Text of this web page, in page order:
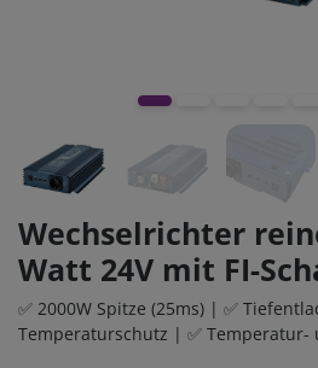
Wechselrichter
Watt 24V mit FI-
✅ 2000W Spitze (25ms) | ✅
Temperaturschutz | ✅